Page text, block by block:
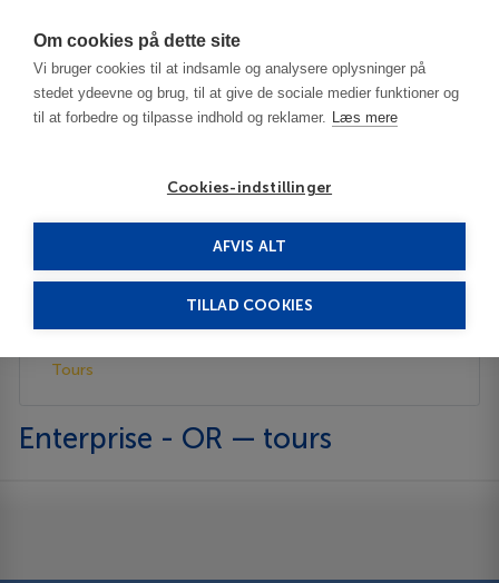
Om cookies på dette site
Vi bruger cookies til at indsamle og analysere oplysninger på
stedet ydeevne og brug, til at give de sociale medier funktioner og
til at forbedre og tilpasse indhold og reklamer. Læs mere
Cookies-indstillinger
AFVIS ALT
TILLAD COOKIES
Enterprise - OR
Description
Tours
Enterprise - OR — tours